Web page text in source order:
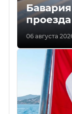
06 августа